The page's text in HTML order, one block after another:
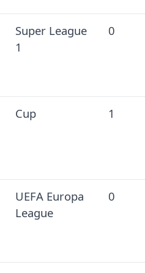
Super League
1
0
Cup 1
UEFA Europa
League
0